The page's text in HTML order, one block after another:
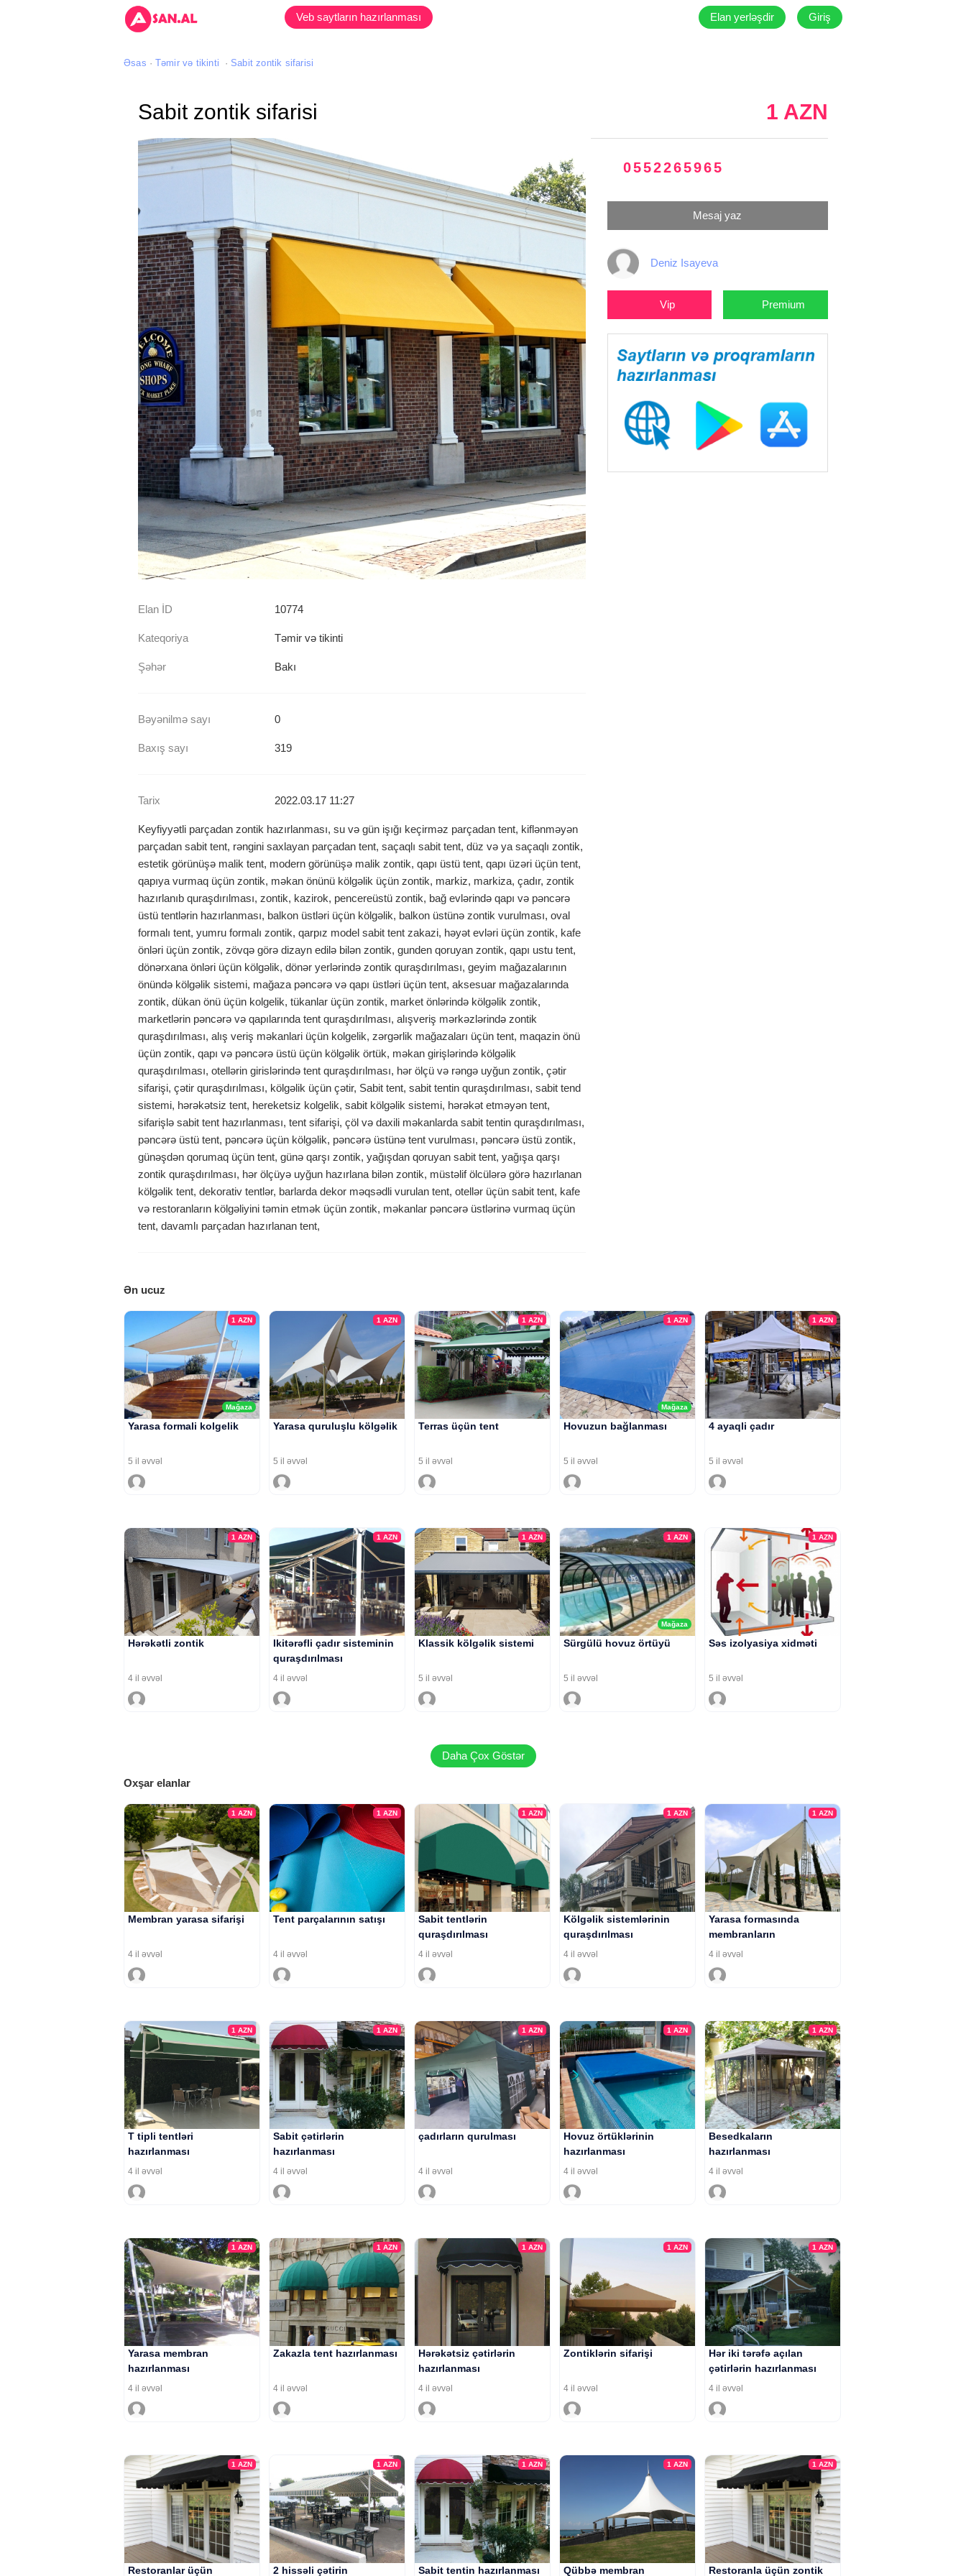
Elan yerləşdir Giriş
Veb saytların hazırlanması
Əsas Təmir və tikinti Sabit zontik sifarisi
Sabit zontik sifarisi
Elan İD 10774
Kateqoriya Təmir və tikinti
Şəhər Bakı
Bəyənilmə sayı 0
Baxış sayı 319
Tarix 2022.03.17 11:27
Keyfiyyətli parçadan zontik hazırlanması, su və gün işığı keçirməz parçadan tent, kiflənməyən
parçadan sabit tent, rəngini saxlayan parçadan tent, saçaqlı sabit tent, düz və ya saçaqlı zontik,
estetik görünüşə malik tent, modern görünüşə malik zontik, qapı üstü tent, qapı üzəri üçün tent,
qapıya vurmaq üçün zontik, məkan önünü kölgəlik üçün zontik, markiz, markiza, çadır, zontik
hazırlanıb quraşdırılması, zontik, kazirok, pencereüstü zontik, bağ evlərində qapı və pəncərə
üstü tentlərin hazırlanması, balkon üstləri üçün kölgəlik, balkon üstünə zontik vurulması, oval
formalı tent, yumru formalı zontik, qarpız model sabit tent zakazi, həyət evləri üçün zontik, kafe
önləri üçün zontik, zövqə görə dizayn edilə bilən zontik, gunden qoruyan zontik, qapı ustu tent,
dönərxana önləri üçün kölgəlik, dönər yerlərində zontik quraşdırılması, geyim mağazalarının
önündə kölgəlik sistemi, mağaza pəncərə və qapı üstləri üçün tent, aksesuar mağazalarında
zontik, dükan önü üçün kolgelik, tükanlar üçün zontik, market önlərində kölgəlik zontik,
marketlərin pəncərə və qapılarında tent quraşdırılması, alışveriş mərkəzlərində zontik
quraşdırılması, alış veriş məkanlari üçün kolgelik, zərgərlik mağazaları üçün tent, maqazin önü
üçün zontik, qapı və pəncərə üstü üçün kölgəlik örtük, məkan girişlərində kölgəlik
quraşdırılması, otellərin girislərində tent quraşdırılması, hər ölçü və rəngə uyğun zontik, çətir
sifarişi, çətir quraşdırılması, kölgəlik üçün çətir, Sabit tent, sabit tentin quraşdırılması, sabit tend
sistemi, hərəkətsiz tent, hereketsiz kolgelik, sabit kölgəlik sistemi, hərəkət etməyən tent,
sifarişlə sabit tent hazırlanması, tent sifarişi, çöl və daxili məkanlarda sabit tentin quraşdırılması,
pəncərə üstü tent, pəncərə üçün kölgəlik, pəncərə üstünə tent vurulması, pəncərə üstü zontik,
günəşdən qorumaq üçün tent, günə qarşı zontik, yağışdan qoruyan sabit tent, yağışa qarşı
zontik quraşdırılması, hər ölçüyə uyğun hazırlana bilən zontik, müstəlif ölcülərə görə hazırlanan
kölgəlik tent, dekorativ tentlər, barlarda dekor məqsədli vurulan tent, otellər üçün sabit tent, kafe
və restoranların kölgəliyini təmin etmək üçün zontik, məkanlar pəncərə üstlərinə vurmaq üçün
tent, davamlı parçadan hazırlanan tent,
1 AZN
0552265965
Mesaj yaz
Deniz Isayeva
Vip Premium
Ən ucuz
Mağaza
1 AZN
Yarasa formali kolgelik
5 il əvvəl
1 AZN
Yarasa quruluşlu kölgəlik
5 il əvvəl
1 AZN
Terras üçün tent
5 il əvvəl
Mağaza
1 AZN
Hovuzun bağlanması
5 il əvvəl
1 AZN
4 ayaqli çadır
5 il əvvəl
1 AZN
Hərəkətli zontik
4 il əvvəl
1 AZN
Ikitərəfli çadır sisteminin
quraşdırılması
4 il əvvəl
1 AZN
Klassik kölgəlik sistemi
5 il əvvəl
Mağaza
1 AZN
Sürgülü hovuz örtüyü
5 il əvvəl
1 AZN
Səs izolyasiya xidməti
5 il əvvəl
Daha Çox Göstər
Oxşar elanlar
1 AZN
Membran yarasa sifarişi
4 il əvvəl
1 AZN
Tent parçalarının satışı
4 il əvvəl
1 AZN
Sabit tentlərin
quraşdırılması
4 il əvvəl
1 AZN
Kölgəlik sistemlərinin
quraşdırılması
4 il əvvəl
1 AZN
Yarasa formasında
membranların
hazırlanması
4 il əvvəl
1 AZN
T tipli tentləri
hazırlanması
4 il əvvəl
1 AZN
Sabit çətirlərin
hazırlanması
4 il əvvəl
1 AZN
çadırların qurulması
4 il əvvəl
1 AZN
Hovuz örtüklərinin
hazırlanması
4 il əvvəl
1 AZN
Besedkaların
hazırlanması
4 il əvvəl
1 AZN
Yarasa membran
hazırlanması
4 il əvvəl
1 AZN
Zakazla tent hazırlanması
4 il əvvəl
1 AZN
Hərəkətsiz çətirlərin
hazırlanması
4 il əvvəl
1 AZN
Zontiklərin sifarişi
4 il əvvəl
1 AZN
Hər iki tərəfə açılan
çətirlərin hazırlanması
4 il əvvəl
1 AZN
Restoranlar üçün
1 AZN
2 hissəli çətirin
1 AZN
Sabit tentin hazırlanması
1 AZN
Qübbə membran
1 AZN
Restoranla üçün zontik